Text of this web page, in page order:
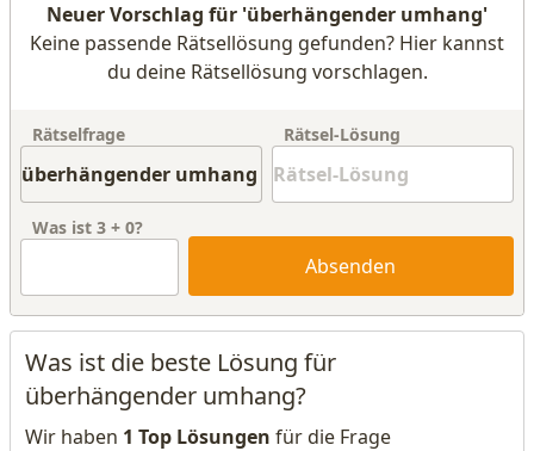
Neuer Vorschlag für 'überhängender umhang'
Keine passende Rätsellösung gefunden? Hier kannst
du deine Rätsellösung vorschlagen.
Rätselfrage Rätsel-Lösung
Was ist 3 + 0?
Absenden
Was ist die beste Lösung für
überhängender umhang?
Wir haben 1 Top Lösungen für die Frage